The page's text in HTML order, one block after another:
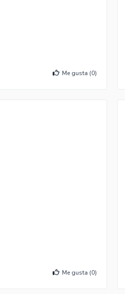
Me gusta (0)
Me gusta (0)